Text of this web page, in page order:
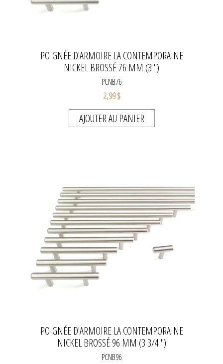
POIGNÉE D'ARMOIRE LA CONTEMPORAINE
NICKEL BROSSÉ 76 MM (3 ")
PCNB76
2,99 $
AJOUTER AU PANIER
POIGNÉE D'ARMOIRE LA CONTEMPORAINE
NICKEL BROSSÉ 96 MM (3 3/4 ")
PCNB96